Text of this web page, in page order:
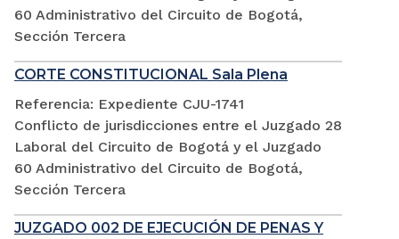
60 Administrativo del Circuito de Bogotá,
Sección Tercera
CORTE CONSTITUCIONAL Sala Plena
Referencia: Expediente CJU-1741
Conflicto de jurisdicciones entre el Juzgado 28
Laboral del Circuito de Bogotá y el Juzgado
60 Administrativo del Circuito de Bogotá,
Sección Tercera
JUZGADO 002 DE EJECUCIÓN DE PENAS Y